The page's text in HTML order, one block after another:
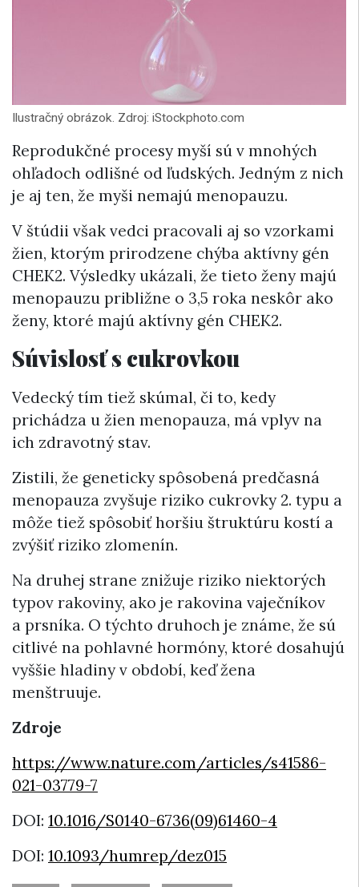
Ilustračný obrázok. Zdroj: iStockphoto.com
Reprodukčné procesy myší sú v mnohých
ohľadoch odlišné od ľudských. Jedným z nich
je aj ten, že myši nemajú menopauzu.
V štúdii však vedci pracovali aj so vzorkami
žien, ktorým prirodzene chýba aktívny gén
CHEK2. Výsledky ukázali, že tieto ženy majú
menopauzu približne o 3,5 roka neskôr ako
ženy, ktoré majú aktívny gén CHEK2.
Súvislosť s cukrovkou
Vedecký tím tiež skúmal, či to, kedy
prichádza u žien menopauza, má vplyv na
ich zdravotný stav.
Zistili, že geneticky spôsobená predčasná
menopauza zvyšuje riziko cukrovky 2. typu a
môže tiež spôsobiť horšiu štruktúru kostí a
zvýšiť riziko zlomenín.
Na druhej strane znižuje riziko niektorých
typov rakoviny, ako je rakovina vaječníkov
a prsníka. O týchto druhoch je známe, že sú
citlivé na pohlavné hormóny, ktoré dosahujú
vyššie hladiny v období, keď žena
menštruuje.
Zdroje
https://www.nature.com/articles/s41586-
021-03779-7
DOI: 10.1016/S0140-6736(09)61460-4
DOI: 10.1093/humrep/dez015